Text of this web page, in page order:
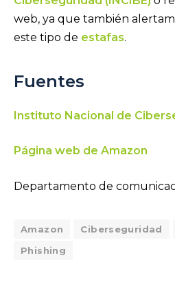
web, ya que también
este tipo de estafas.
Fuentes
Instituto Nacional de
Página web de Amazon
Departamento de
Amazon Ciberseguridad
Phishing